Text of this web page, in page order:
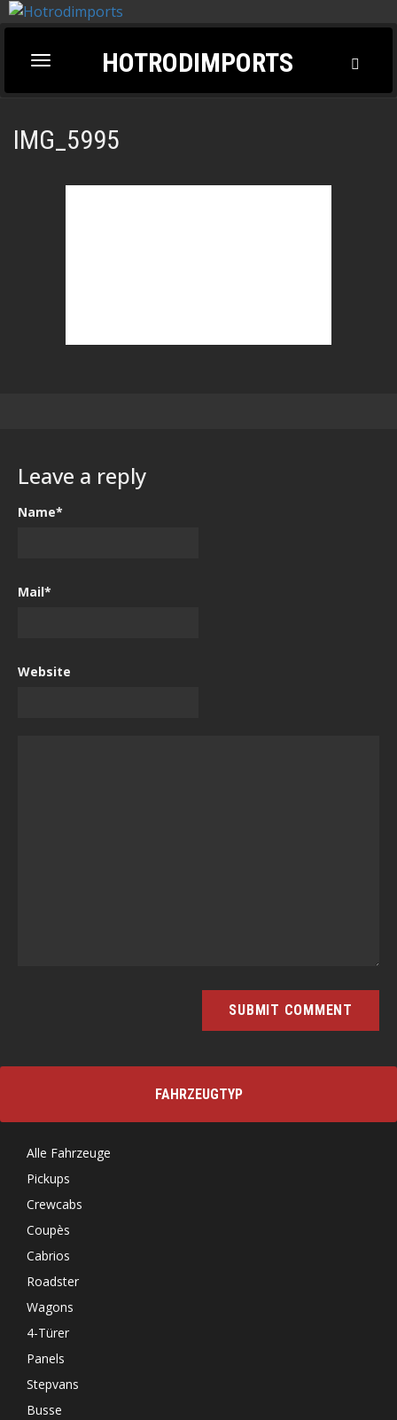
Toggle
navigation
HOTRODIMPORTS
IMG_5995
Leave a reply
Name*
Mail*
Website
FAHRZEUGTYP
Alle Fahrzeuge
Pickups
Crewcabs
Coupès
Cabrios
Roadster
Wagons
4-Türer
Panels
Stepvans
Busse